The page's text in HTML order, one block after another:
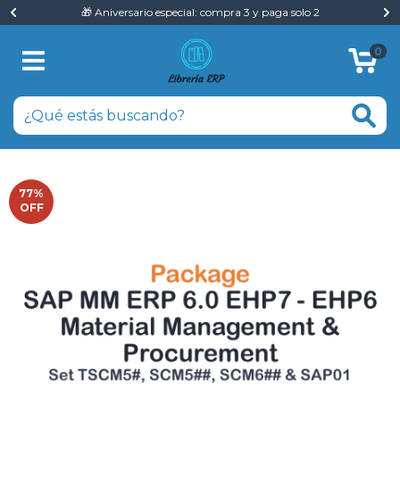
🎁 Aniversario especial: compra 3 y paga solo 2
0
77%
OFF